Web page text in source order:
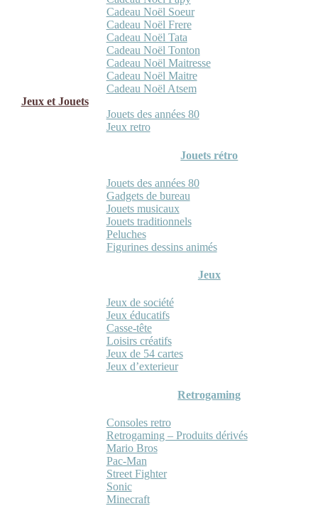
Cadeau Noël Soeur
Cadeau Noël Frere
Cadeau Noël Tata
Cadeau Noël Tonton
Cadeau Noël Maitresse
Cadeau Noël Maitre
Cadeau Noël Atsem
Jeux et Jouets
Jouets des années 80
Jeux retro
Jouets rétro
Jouets des années 80
Gadgets de bureau
Jouets musicaux
Jouets traditionnels
Peluches
Figurines dessins animés
Jeux
Jeux de société
Jeux éducatifs
Casse-tête
Loisirs créatifs
Jeux de 54 cartes
Jeux d’exterieur
Retrogaming
Consoles retro
Retrogaming – Produits dérivés
Mario Bros
Pac-Man
Street Fighter
Sonic
Minecraft